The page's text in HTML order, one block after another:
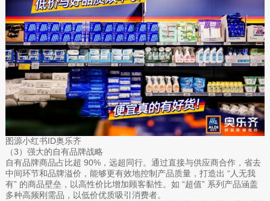
图源小红书ID奥乐齐
（3）强大的自有品牌战略
自有品牌商品占比超 90%，远超同行。通过直接与供应商合作，省去
中间环节和品牌溢价，能够更有效地控制产品质量，打造出 “人无我
有” 的商品壁垒，以高性价比增加顾客黏性。如 “超值” 系列产品涵盖
多种高频刚需品，以低价优质吸引消费者。